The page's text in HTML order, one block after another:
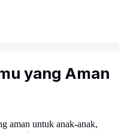
yang Aman
aman untuk anak-anak,